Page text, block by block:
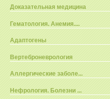
Доказательная медицина
Гематология. Анемия....
Адаптогены
Вертеброневрология
Аллергические заболе...
Нефрология. Болезни ...